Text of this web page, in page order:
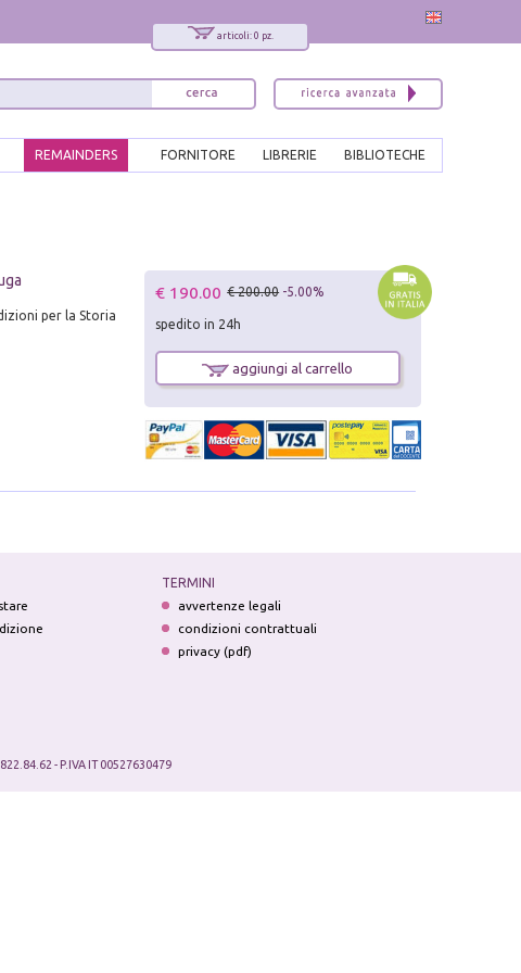
articoli: 0 pz.
BIBLIOTECHE
LIBRERIE
FORNITORE
REMAINDERS
per la Storia
€ 190.00 € 200.00 -5.00%
spedito in 24h
aggiungi al carrello
TERMINI
avvertenze legali
condizioni contrattuali
privacy (pdf)
- P.IVA IT 00527630479